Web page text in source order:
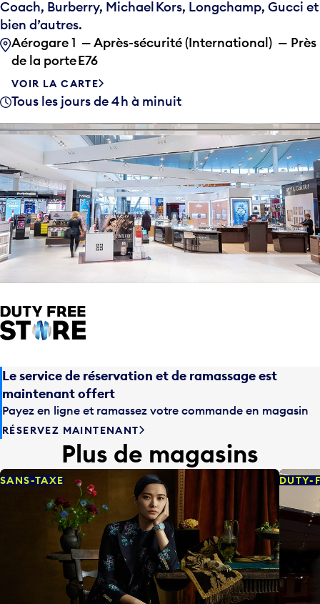
Coach, Burberry, Michael Kors, Longchamp, Gucci et
bien d’autres.
Aérogare 1 — Après-sécurité (International) — Près
de la porte E76
VOIR LA CARTE
Tous les jours de 4 h à minuit
Le service de réservation et de ramassage est
maintenant offert
Payez en ligne et ramassez votre commande en magasin
RÉSERVEZ MAINTENANT
Plus de magasins
SANS-TAXE DUTY-